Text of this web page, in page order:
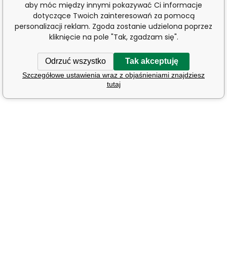
aby móc między innymi pokazywać Ci informacje
dotyczące Twoich zainteresowań za pomocą
personalizacji reklam. Zgoda zostanie udzielona poprzez
kliknięcie na pole "Tak, zgadzam się".
Odrzuć wszystko Tak akceptuję
Szczegółowe ustawienia wraz z objaśnieniami znajdziesz
tutaj